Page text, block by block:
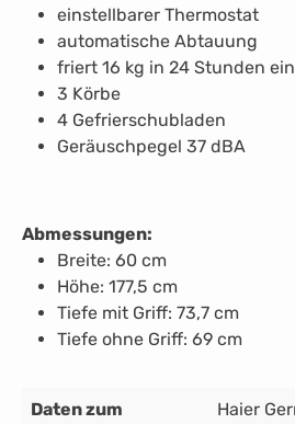
einstellbarer Thermostat
automatische Abtauung
friert 16 kg in 24 Stunden ein
3 Körbe
4 Gefrierschubladen
Geräuschpegel 37 dBA
Abmessungen:
Breite: 60 cm
Höhe: 177,5 cm
Tiefe mit Griff: 73,7 cm
Tiefe ohne Griff: 69 cm
Daten zum
Haier